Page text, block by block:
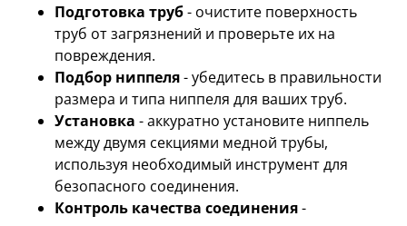
Подготовка труб- очистите поверхность
труб от загрязнений и проверьте их на
повреждения.
Подбор ниппеля- убедитесь в правильности
размера и типа ниппеля для ваших труб.
Установка - аккуратно установите ниппель
между двумя секциями медной трубы,
используя необходимый инструмент для
безопасного соединения.
Контроль качества соединения-